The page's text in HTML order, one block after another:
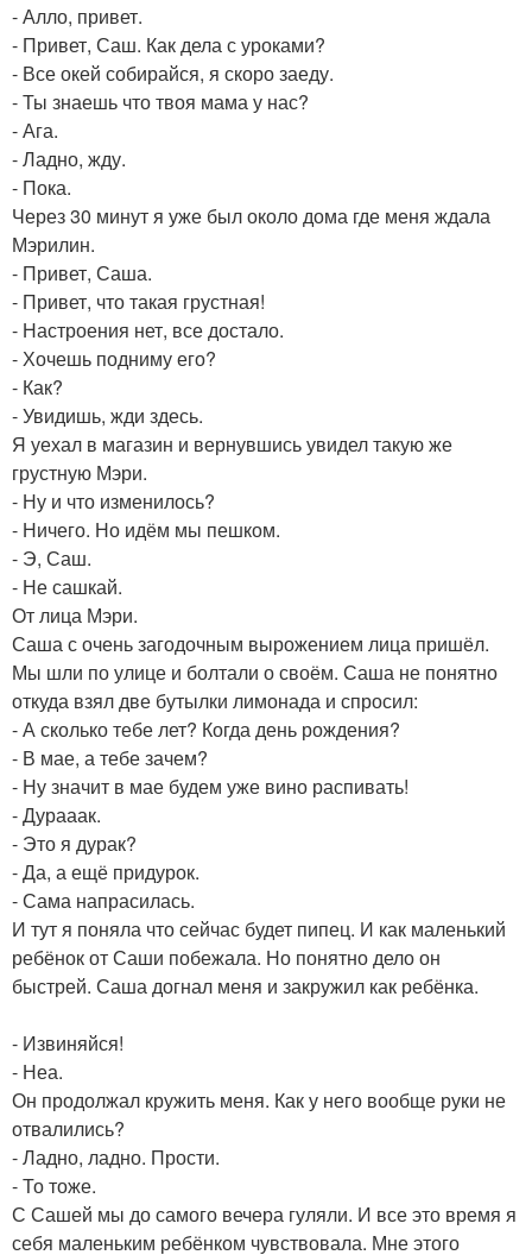
- Алло, привет.
- Привет, Саш. Как дела с уроками?
- Все окей собирайся, я скоро заеду.
- Ты знаешь что твоя мама у нас?
- Ага.
- Ладно, жду.
- Пока.
Через 30 минут я уже был около дома где меня ждала
Мэрилин.
- Привет, Саша.
- Привет, что такая грустная!
- Настроения нет, все достало.
- Хочешь подниму его?
- Как?
- Увидишь, жди здесь.
Я уехал в магазин и вернувшись увидел такую же
грустную Мэри.
- Ну и что изменилось?
- Ничего. Но идём мы пешком.
- Э, Саш.
- Не сашкай.
От лица Мэри.
Саша с очень загодочным вырожением лица пришёл.
Мы шли по улице и болтали о своём. Саша не понятно
откуда взял две бутылки лимонада и спросил:
- А сколько тебе лет? Когда день рождения?
- В мае, а тебе зачем?
- Ну значит в мае будем уже вино распивать!
- Дурааак.
- Это я дурак?
- Да, а ещё придурок.
- Сама напрасилась.
И тут я поняла что сейчас будет пипец. И как маленький
ребёнок от Саши побежала. Но понятно дело он
быстрей. Саша догнал меня и закружил как ребёнка.
- Извиняйся!
- Неа.
Он продолжал кружить меня. Как у него вообще руки не
отвалились?
- Ладно, ладно. Прости.
- То тоже.
С Сашей мы до самого вечера гуляли. И все это время я
себя маленьким ребёнком чувствовала. Мне этого